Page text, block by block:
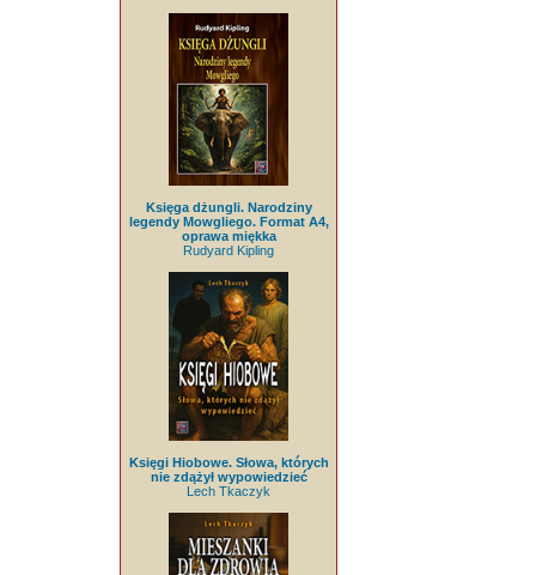
Księga dżungli. Narodziny
legendy Mowgliego. Format A4,
oprawa miękka
Rudyard Kipling
Księgi Hiobowe. Słowa, których
nie zdążył wypowiedzieć
Lech Tkaczyk